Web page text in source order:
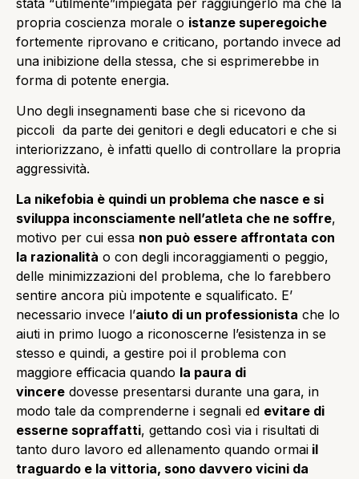
propria coscienza morale o istanze superegoiche
fortemente riprovano e criticano, portando invece ad
una inibizione della stessa, che si esprimerebbe in
forma di potente energia.
Uno degli insegnamenti base che si ricevono da
piccoli da parte dei genitori e degli educatori e che si
interiorizzano, è infatti quello di controllare la propria
aggressività.
La nikefobia è quindi un problema che nasce e si
sviluppa inconsciamente nell’atleta che ne soffre,
motivo per cui essa non può essere affrontata con
la razionalità o con degli incoraggiamenti o peggio,
delle minimizzazioni del problema, che lo farebbero
sentire ancora più impotente e squalificato. E’
necessario invece l’aiuto di un professionista che lo
aiuti in primo luogo a riconoscerne l’esistenza in se
stesso e quindi, a gestire poi il problema con
maggiore efficacia quando la paura di
vincere dovesse presentarsi durante una gara, in
modo tale da comprenderne i segnali ed evitare di
esserne sopraffatti, gettando così via i risultati di
tanto duro lavoro ed allenamento quando ormai il
traguardo e la vittoria, sono davvero vicini da